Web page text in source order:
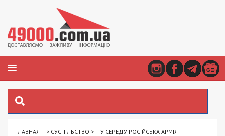
ГЛАВНАЯ > СУСПІЛЬСТВО >
У СЕРЕДУ РОСІЙСЬКА АРМІЯ